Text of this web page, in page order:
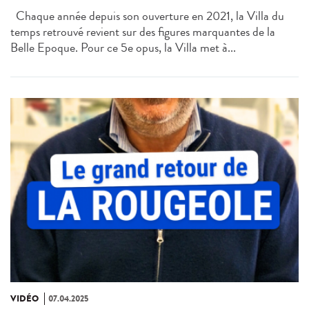
Chaque année depuis son ouverture en 2021, la Villa du
temps retrouvé revient sur des figures marquantes de la
Belle Epoque. Pour ce 5e opus, la Villa met à...
VIDÉO 07.04.2025